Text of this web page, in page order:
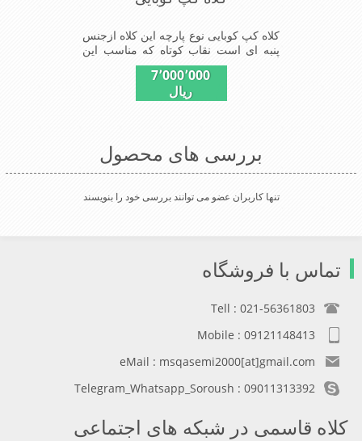
کلاه کپ کوبایی نوع پارچه این کلاه ازجنس
پنبه ای است نقاب کوتاه که مناسب این
شکل ازکلاه است شیک و مناسب افراد
خوش پوش جنس عالی ,دوخت
مناسب,سبکی,خوش فرمی از
7٬000٬000
ریال
بررسی های محصول
تنها کاربران عضو می توانند بررسی خود را بنویسند
تماس با فروشگاه
Tell : 021-56361803
Mobile : 09121148413
eMail : msqasemi2000[at]gmail.com
Telegram_Whatsapp_Soroush : 09011313392
کلاه قاسمی در شبکه های اجتماعی